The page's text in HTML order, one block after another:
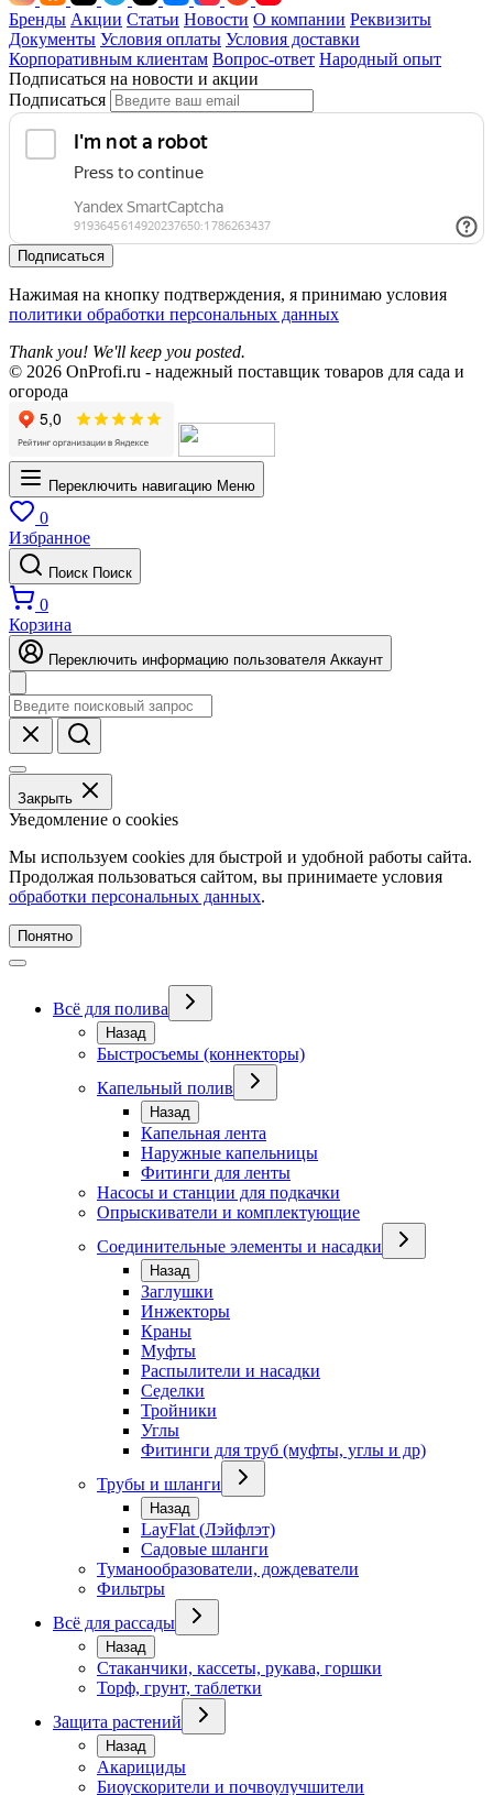
Бренды Акции Статьи Новости О компании Реквизиты
Документы Условия оплаты Условия доставки
Корпоративным клиентам Вопрос-ответ Народный опыт
Подписаться на новости и акции
Подписаться
Подписаться
Нажимая на кнопку подтверждения, я принимаю условия
политики обработки персональных данных
Thank you! We'll keep you posted.
© 2026 OnProfi.ru - надежный поставщик товаров для сада и
огорода
Переключить навигацию Меню
0
Избранное
Поиск Поиск
0
Корзина
Переключить информацию пользователя Аккаунт
Закрыть
Уведомление о cookies
Мы используем cookies для быстрой и удобной работы сайта.
Продолжая пользоваться сайтом, вы принимаете условия
обработки персональных данных.
Понятно
Всё для полива
Назад
Быстросъемы (коннекторы)
Капельный полив
Назад
Капельная лента
Наружные капельницы
Фитинги для ленты
Насосы и станции для подкачки
Опрыскиватели и комплектующие
Соединительные элементы и насадки
Назад
Заглушки
Инжекторы
Краны
Муфты
Распылители и насадки
Седелки
Тройники
Углы
Фитинги для труб (муфты, углы и др)
Трубы и шланги
Назад
LayFlat (Лэйфлэт)
Садовые шланги
Туманообразователи, дождеватели
Фильтры
Всё для рассады
Назад
Стаканчики, кассеты, рукава, горшки
Торф, грунт, таблетки
Защита растений
Назад
Акарициды
Биоускорители и почвоулучшители